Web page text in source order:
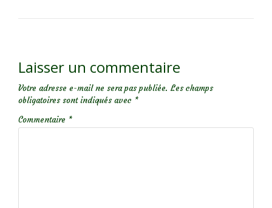
Laisser un commentaire
Votre adresse e-mail ne sera pas publiée. Les champs
obligatoires sont indiqués avec *
Commentaire *